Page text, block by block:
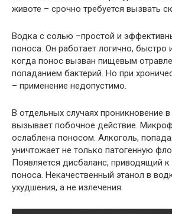
животе – срочно требуется вызвать
Водка с солью –простой и
поноса. Он работает логично, быстро
когда понос вызван пищевым
попаданием бактерий. Но при
– применение недопустимо.
В отдельных случаях проникновение
вызывает побочное действие.
ослаблена поносом. Алкоголь,
уничтожает не только патогенную
Появляется дисбаланс, приводящий к
поноса. Некачественный этанол в
ухудшения, а не излечения.